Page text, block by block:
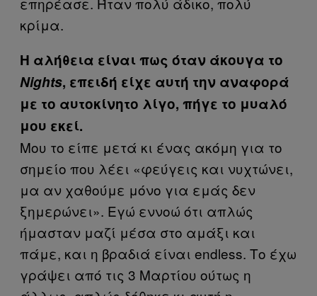
κρίμα.
Η αλήθεια είναι πως όταν άκουγα το
Nights, επειδή είχε αυτή την αναφορά
με το αυτοκίνητο λίγο, πήγε το μυαλό
μου εκεί.
Μου το είπε μετά κι ένας ακόμη για το
σημείο που λέει «φεύγεις και νυχτώνει,
μα αν χαθούμε μόνο για εμάς δεν
ξημερώνει». Εγώ εννοώ ότι απλώς
ήμασταν μαζί μέσα στο αμάξι και
πάμε, και η βραδιά είναι endless. Το έχω
γράψει από τις 3 Μαρτίου ούτως η